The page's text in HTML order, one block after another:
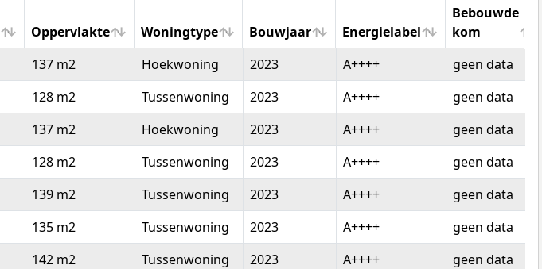
Oppervlakte Woningtype Bouwjaar Energielabel
Bebouwde
kom
Oppervlakte Woningtype Bouwjaar Energielabel
Bebouwde
kom
137 m2 Hoekwoning 2023 A++++
geen data
128 m2 Tussenwoning 2023 A++++
geen data
137 m2 Hoekwoning 2023 A++++
geen data
128 m2 Tussenwoning 2023 A++++
geen data
139 m2 Tussenwoning 2023 A++++
geen data
135 m2 Tussenwoning 2023 A++++
geen data
142 m2 Tussenwoning 2023 A++++
geen data